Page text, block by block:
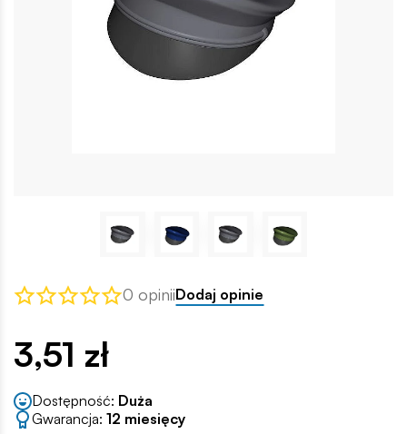
0 opiniiDodaj opinie
3,51 zł
Dostępność: Duża
Gwarancja: 12 miesięcy